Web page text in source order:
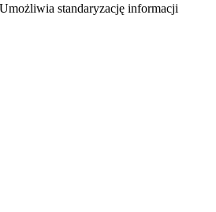
standaryzację informacji